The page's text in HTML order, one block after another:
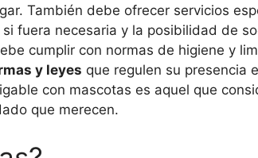
También debe ofrecer servicios
fuera necesaria y la posibilidad de
cumplir con normas de higiene y
y leyes que regulen su presencia
con mascotas es aquel que
que merecen.